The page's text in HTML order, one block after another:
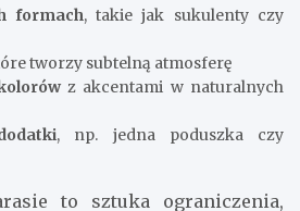
formach, takie jak sukulenty czy
tworzy subtelną atmosferę
z akcentami w naturalnych
, np. jedna poduszka czy
to sztuka ograniczenia,